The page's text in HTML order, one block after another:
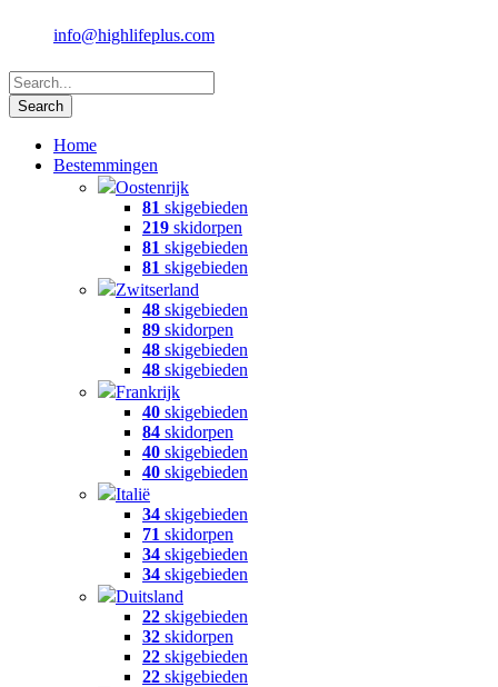
info@highlifeplus.com
Home
Bestemmingen
Oostenrijk
81 skigebieden
219 skidorpen
81 skigebieden
81 skigebieden
Zwitserland
48 skigebieden
89 skidorpen
48 skigebieden
48 skigebieden
Frankrijk
40 skigebieden
84 skidorpen
40 skigebieden
40 skigebieden
Italië
34 skigebieden
71 skidorpen
34 skigebieden
34 skigebieden
Duitsland
22 skigebieden
32 skidorpen
22 skigebieden
22 skigebieden